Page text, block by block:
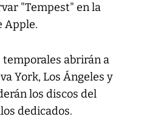
"Tempest" en la
Apple.
abrirán a
York, Los Ángeles y
los discos del
dedicados.